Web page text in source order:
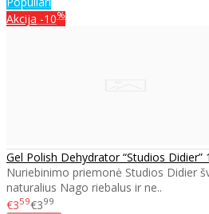
Akcija -10%
Gel Polish Dehydrator “Studios Didier”
Nuriebinimo priemonė Studios Didier
naturalius Nago riebalus ir ne..
€359€399